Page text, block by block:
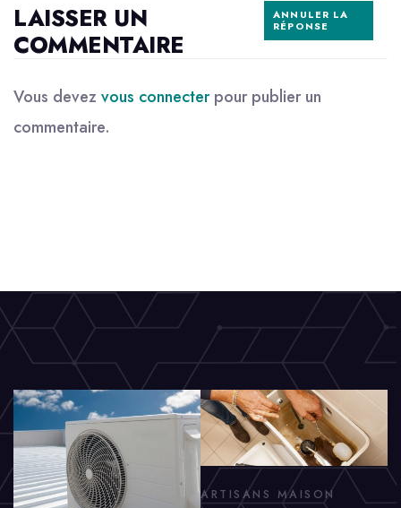
LAISSER UN
COMMENTAIRE
ANNULER LA
RÉPONSE
Vous devez vous connecterpour publier un
commentaire.
ARTISANS MAISON